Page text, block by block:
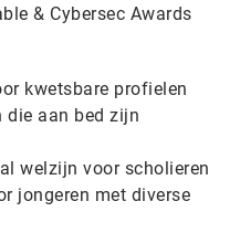
& Cybersec Awards
kwetsbare profielen
die aan bed zijn
welzijn voor scholieren
jongeren met diverse